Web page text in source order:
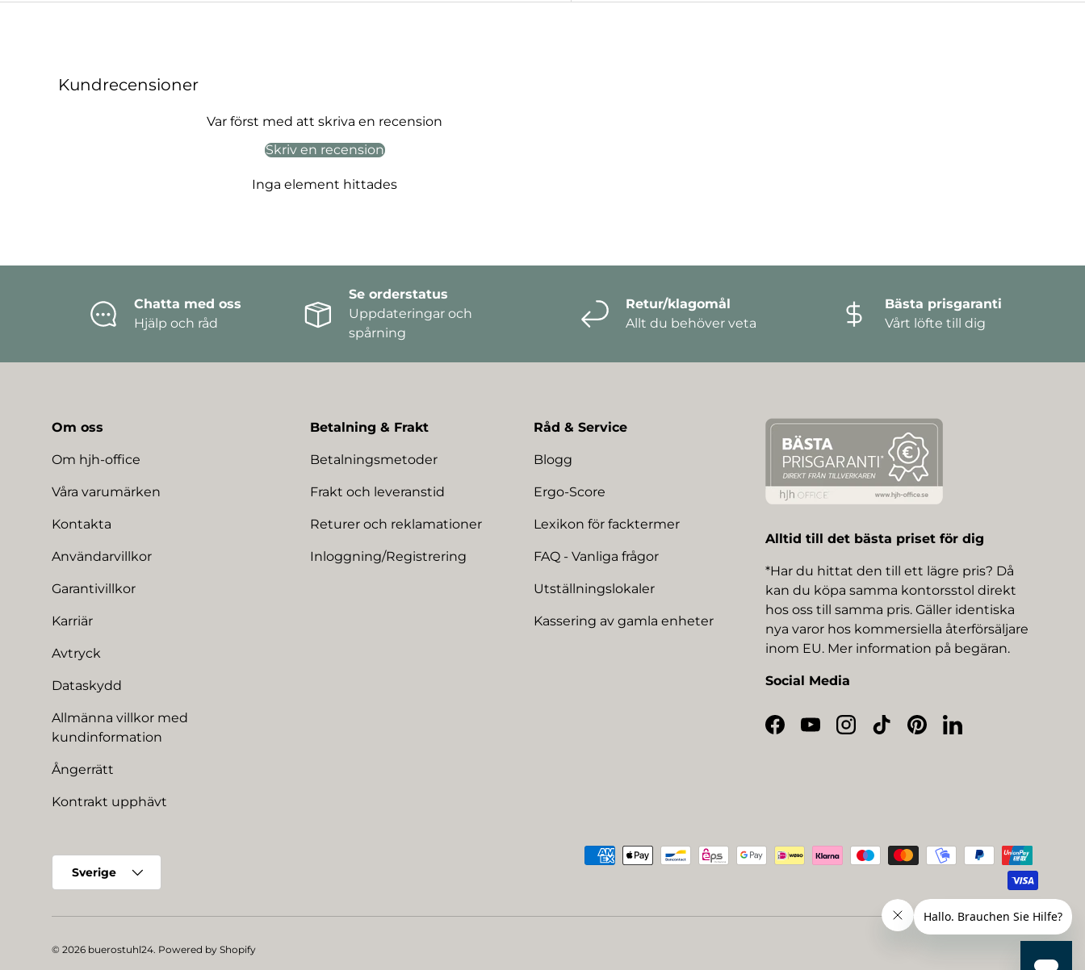
Kundrecensioner
Var först med att skriva en recension
Skriv en recension
Inga element hittades
Chatta med oss
Hjälp och råd
Se orderstatus
Uppdateringar och
spårning
Retur/klagomål
Allt du behöver veta
Bästa prisgaranti
Vårt löfte till dig
Om oss
Om hjh-office
Våra varumärken
Kontakta
Användarvillkor
Garantivillkor
Karriär
Avtryck
Dataskydd
Allmänna villkor med
kundinformation
Ångerrätt
Kontrakt upphävt
Betalning & Frakt
Betalningsmetoder
Frakt och leveranstid
Returer och reklamationer
Inloggning/Registrering
Råd & Service
Blogg
Ergo-Score
Lexikon för facktermer
FAQ - Vanliga frågor
Utställningslokaler
Kassering av gamla enheter
Alltid till det bästa priset för dig
*Har du hittat den till ett lägre pris? Då
kan du köpa samma kontorsstol direkt
hos oss till samma pris. Gäller identiska
nya varor hos kommersiella återförsäljare
inom EU. Mer information på begäran.
Social Media
Facebook
YouTubeInstagram
TikTokPinterestLinkedIn
Betalningsmetoder
Sverige
© 2026 buerostuhl24. Powered by Shopify